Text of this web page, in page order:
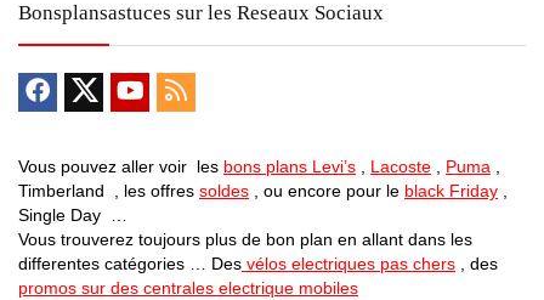
Bonsplansastuces sur les Reseaux Sociaux
Vous pouvez aller voir les bons plans Levi’s Lacoste Puma
Timberland , les offres soldes , ou encore pour le black Friday
Single Day …
Vous trouverez toujours plus de bon plan en allant dans les
differentes catégories … Des vélos electriques pas chers , des
promos sur des centrales electrique mobiles